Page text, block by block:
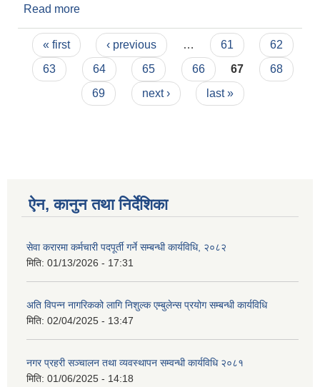
Read more
Pages
« first ‹ previous … 61
62
63
64 65 66 67
68
69
next › last »
ऐन, कानुन तथा निर्देशिका
सेवा करारमा कर्मचारी पदपूर्ती गर्ने सम्बन्धी कार्यविधि, २०८२
मिति: 01/13/2026 - 17:31
अति विपन्न नागरिकको लागि निशुल्क एम्बुलेन्स प्रयोग सम्बन्धी कार्यविधि
मिति: 02/04/2025 - 13:47
नगर प्रहरी सञ्चालन तथा व्यवस्थापन सम्वन्धी कार्यविधि २०८१
मिति: 01/06/2025 - 14:18